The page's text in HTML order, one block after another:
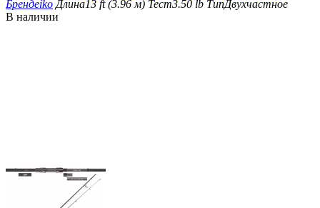
Брендeiko Длина13 ft (3.96 м) Тест3.50 lb ТипДвухчастное
В наличии